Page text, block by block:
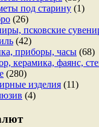
под старину (1)
(26)
псковские
(42)
приборы, часы (68)
керамика, фаянс,
(280)
изделия (11)
(4)